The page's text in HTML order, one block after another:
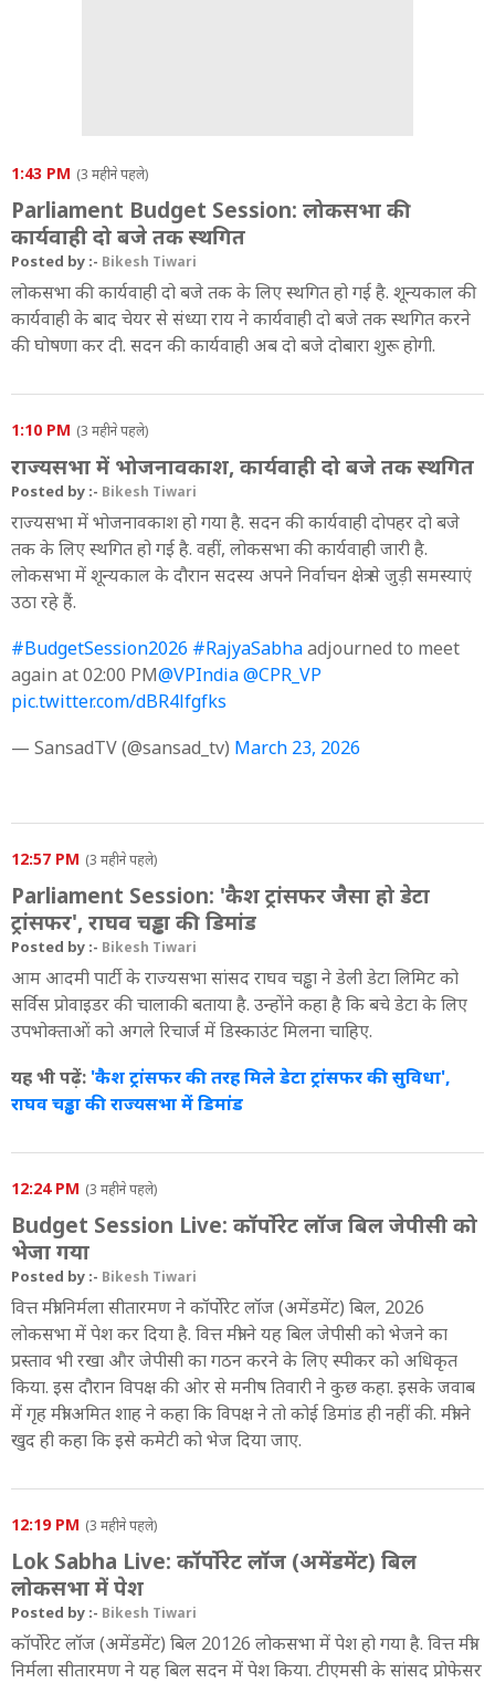
1:43 PM (3 महीने पहले)
Parliament Budget Session: लोकसभा की
कार्यवाही दो बजे तक स्थगित
Posted by :- Bikesh Tiwari
लोकसभा की कार्यवाही दो बजे तक के लिए स्थगित हो गई है. शून्यकाल की
कार्यवाही के बाद चेयर से संध्या राय ने कार्यवाही दो बजे तक स्थगित करने
की घोषणा कर दी. सदन की कार्यवाही अब दो बजे दोबारा शुरू होगी.
1:10 PM (3 महीने पहले)
राज्यसभा में भोजनावकाश, कार्यवाही दो बजे तक स्थगित
Posted by :- Bikesh Tiwari
राज्यसभा में भोजनावकाश हो गया है. सदन की कार्यवाही दोपहर दो बजे
तक के लिए स्थगित हो गई है. वहीं, लोकसभा की कार्यवाही जारी है.
लोकसभा में शून्यकाल के दौरान सदस्य अपने निर्वाचन क्षेत्र से जुड़ी समस्याएं
उठा रहे हैं.
#BudgetSession2026 #RajyaSabhaadjourned to meet
again at 02:00 PM@VPIndia@CPR_VP
pic.twitter.com/dBR4lfgfks
— SansadTV (@sansad_tv) March 23, 2026
12:57 PM (3 महीने पहले)
Parliament Session: 'कैश ट्रांसफर जैसा हो डेटा
ट्रांसफर', राघव चड्ढा की डिमांड
Posted by :- Bikesh Tiwari
आम आदमी पार्टी के राज्यसभा सांसद राघव चड्ढा ने डेली डेटा लिमिट को
सर्विस प्रोवाइडर की चालाकी बताया है. उन्होंने कहा है कि बचे डेटा के लिए
उपभोक्ताओं को अगले रिचार्ज में डिस्काउंट मिलना चाहिए.
यह भी पढ़ें: 'कैश ट्रांसफर की तरह मिले डेटा ट्रांसफर की सुविधा',
राघव चड्ढा की राज्यसभा में डिमांड
12:24 PM (3 महीने पहले)
Budget Session Live: कॉर्पोरेट लॉज बिल जेपीसी को
भेजा गया
Posted by :- Bikesh Tiwari
वित्त मंत्री निर्मला सीतारमण ने कॉर्पोरेट लॉज (अमेंडमेंट) बिल, 2026
लोकसभा में पेश कर दिया है. वित्त मंत्री ने यह बिल जेपीसी को भेजने का
प्रस्ताव भी रखा और जेपीसी का गठन करने के लिए स्पीकर को अधिकृत
किया. इस दौरान विपक्ष की ओर से मनीष तिवारी ने कुछ कहा. इसके जवाब
में गृह मंत्री अमित शाह ने कहा कि विपक्ष ने तो कोई डिमांड ही नहीं की. मंत्री ने
खुद ही कहा कि इसे कमेटी को भेज दिया जाए.
12:19 PM (3 महीने पहले)
Lok Sabha Live: कॉर्पोरेट लॉज (अमेंडमेंट) बिल
लोकसभा में पेश
Posted by :- Bikesh Tiwari
कॉर्पोरेट लॉज (अमेंडमेंट) बिल 20126 लोकसभा में पेश हो गया है. वित्त मंत्री
निर्मला सीतारमण ने यह बिल सदन में पेश किया. टीएमसी के सांसद प्रोफेसर